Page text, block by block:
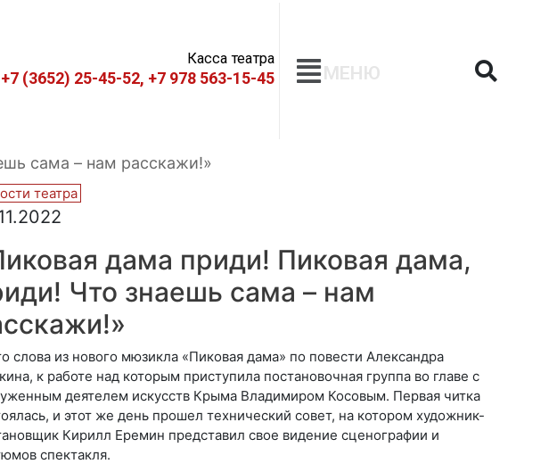
Касса театра
+7 (3652) 25-45-52, +7 978 563-15-45 МЕНЮ
сама – нам расскажи!»
театра
дама приди! Пиковая дама,
Что знаешь сама – нам
слова из нового мюзикла «Пиковая дама» по повести Александра
к работе над которым приступила постановочная группа во главе с
деятелем искусств Крыма Владимиром Косовым. Первая читка
и этот же день прошел технический совет, на котором художник-
Кирилл Еремин представил свое видение сценографии и
спектакля.